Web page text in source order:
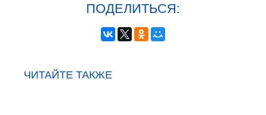
ПОДЕЛИТЬСЯ:
ЧИТАЙТЕ ТАКЖЕ